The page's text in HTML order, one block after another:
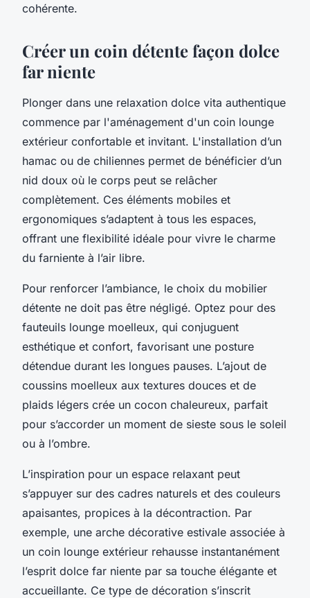
cohérente.
Créer un coin détente façon dolce
far niente
Plonger dans une relaxation dolce vita authentique
commence par l'aménagement d'un coin lounge
extérieur confortable et invitant. L'installation d’un
hamac ou de chiliennes permet de bénéficier d’un
nid doux où le corps peut se relâcher
complètement. Ces éléments mobiles et
ergonomiques s’adaptent à tous les espaces,
offrant une flexibilité idéale pour vivre le charme
du farniente à l’air libre.
Pour renforcer l’ambiance, le choix du mobilier
détente ne doit pas être négligé. Optez pour des
fauteuils lounge moelleux, qui conjuguent
esthétique et confort, favorisant une posture
détendue durant les longues pauses. L’ajout de
coussins moelleux aux textures douces et de
plaids légers crée un cocon chaleureux, parfait
pour s’accorder un moment de sieste sous le soleil
ou à l’ombre.
L’inspiration pour un espace relaxant peut
s’appuyer sur des cadres naturels et des couleurs
apaisantes, propices à la décontraction. Par
exemple, une arche décorative estivale associée à
un coin lounge extérieur rehausse instantanément
l’esprit dolce far niente par sa touche élégante et
accueillante. Ce type de décoration s’inscrit